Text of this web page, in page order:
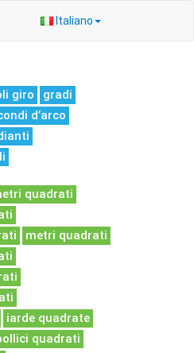
Italiano
giro
gradi
d’arco
quadrati
metri quadrati
iarde quadrate
quadrati